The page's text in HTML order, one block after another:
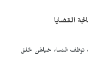
القضايا
توظف النساء خيالهن لخلق